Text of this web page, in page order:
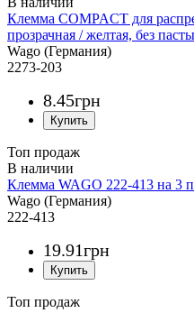
Клемма COMPACT для
прозрачная / желтая, без пасты
Wago (Германия)
2273-203
8.45грн
Топ продаж
Клемма WAGO 222-413 на 3
Wago (Германия)
222-413
19.91грн
Топ продаж